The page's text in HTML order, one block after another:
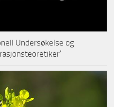
Undersøkelse og